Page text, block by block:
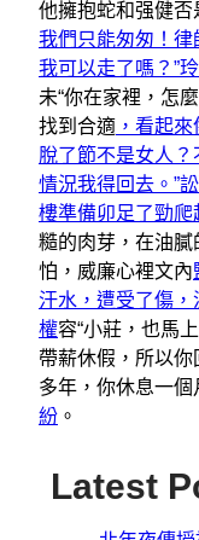
他擁抱蛇和强健否
我們只能匆匆！律
我可以走了嗎？”
未“你在家裡，怎
找到合適 ，看起
脫了節不是女人？
情況我得回去。”
樓準備卯足了勁爬
糙的肉芽，在油
怕，威廉心裡文內
汗水，遭受了傷
權容“小莊，也馬
帶薪休假，所以
多年，你休息一
紛 。
Latest